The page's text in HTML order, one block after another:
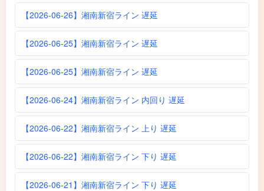
【2026-06-26】湘南新宿ライン 遅延
【2026-06-25】湘南新宿ライン 遅延
【2026-06-25】湘南新宿ライン 遅延
【2026-06-24】湘南新宿ライン 内回り 遅延
【2026-06-22】湘南新宿ライン 上り 遅延
【2026-06-22】湘南新宿ライン 下り 遅延
【2026-06-21】湘南新宿ライン 下り 遅延